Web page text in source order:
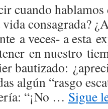
cuando
consagrada?
a veces- a esta
en nuestro
bautizado:
algún “rasgo
“¡No … Sigue